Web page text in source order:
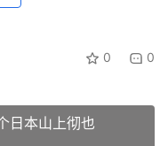
0 0
日本山上彻也